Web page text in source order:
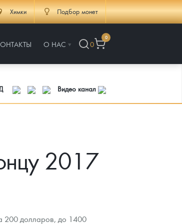
Химки Подбор монет
О НАС 0
0
Видео канал
2017
200 долларов, до 1400